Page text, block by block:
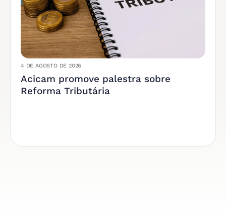
4 DE AGOSTO DE 2026
Acicam promove palestra sobre
Reforma Tributária